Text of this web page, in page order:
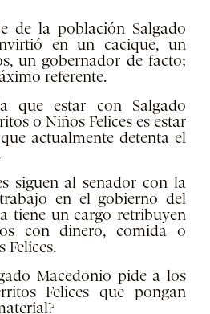
de la población Salgado
en un cacique, un
un gobernador de facto;
referente.
que estar con Salgado
o Niños Felices es estar
actualmente detenta el
siguen al senador con la
en el gobierno del
tiene un cargo retribuyen
con dinero, comida o
Felices.
Macedonio pide a los
Felices que pongan